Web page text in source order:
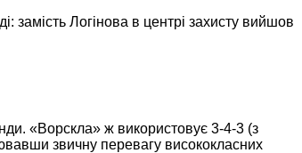
замість Логінова в центрі захисту вийшов
«Ворскла» ж використовує 3-4-3 (з
звичну перевагу висококласних